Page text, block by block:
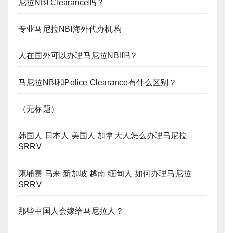
尼拉NBI Clearance吗？
专业马尼拉NBI海外代办机构
人在国外可以办理马尼拉NBI吗？
马尼拉NBI和Police Clearance有什么区别？
（无标题）
韩国人 日本人 美国人 加拿大人怎么办理马尼拉
SRRV
柬埔寨 马来 新加坡 越南 缅甸人 如何办理马尼拉
SRRV
那些中国人会嫁给马尼拉人？